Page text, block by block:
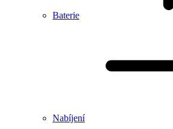
Baterie
Nabíjení